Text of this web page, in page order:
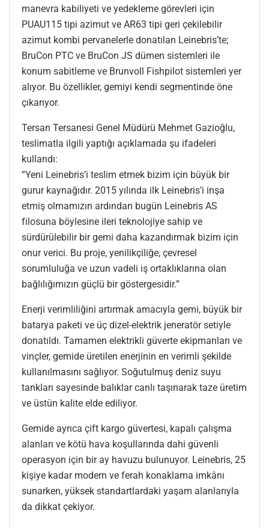
manevra kabiliyeti ve yedekleme görevleri için
PUAU115 tipi azimut ve AR63 tipi geri çekilebilir
azimut kombi pervanelerle donatılan Leinebris’te;
BruCon PTC ve BruCon JS dümen sistemleri ile
konum sabitleme ve Brunvoll Fishpilot sistemleri yer
alıyor. Bu özellikler, gemiyi kendi segmentinde öne
çıkarıyor.
Tersan Tersanesi Genel Müdürü Mehmet Gazioğlu,
teslimatla ilgili yaptığı açıklamada şu ifadeleri
kullandı:
“Yeni Leinebris’i teslim etmek bizim için büyük bir
gurur kaynağıdır. 2015 yılında ilk Leinebris’i inşa
etmiş olmamızın ardından bugün Leinebris AS
filosuna böylesine ileri teknolojiye sahip ve
sürdürülebilir bir gemi daha kazandırmak bizim için
onur verici. Bu proje, yenilikçiliğe, çevresel
sorumluluğa ve uzun vadeli iş ortaklıklarına olan
bağlılığımızın güçlü bir göstergesidir.”
Enerji verimliliğini artırmak amacıyla gemi, büyük bir
batarya paketi ve üç dizel-elektrik jeneratör setiyle
donatıldı. Tamamen elektrikli güverte ekipmanları ve
vinçler, gemide üretilen enerjinin en verimli şekilde
kullanılmasını sağlıyor. Soğutulmuş deniz suyu
tankları sayesinde balıklar canlı taşınarak taze üretim
ve üstün kalite elde ediliyor.
Gemide ayrıca çift kargo güvertesi, kapalı çalışma
alanları ve kötü hava koşullarında dahi güvenli
operasyon için bir ay havuzu bulunuyor. Leinebris, 25
kişiye kadar modern ve ferah konaklama imkânı
sunarken, yüksek standartlardaki yaşam alanlarıyla
da dikkat çekiyor.